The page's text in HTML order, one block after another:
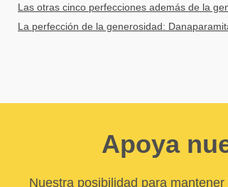
Las otras cinco perfecciones además de la
La perfección de la generosidad:
Apoya
Nuestra posibilidad para